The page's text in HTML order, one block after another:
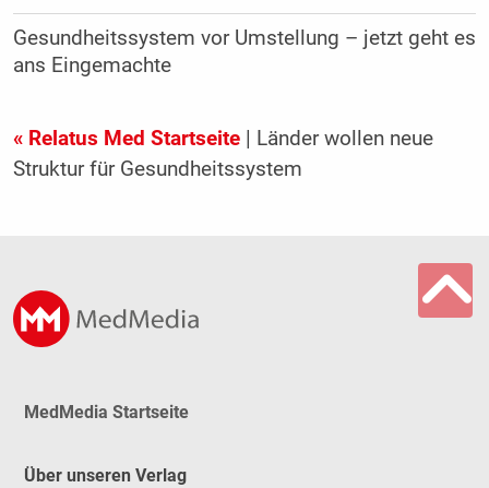
Gesundheitssystem vor Umstellung – jetzt geht es
ans Eingemachte
« Relatus Med Startseite| Länder wollen neue
Struktur für Gesundheitssystem
MedMedia Startseite
Über unseren Verlag